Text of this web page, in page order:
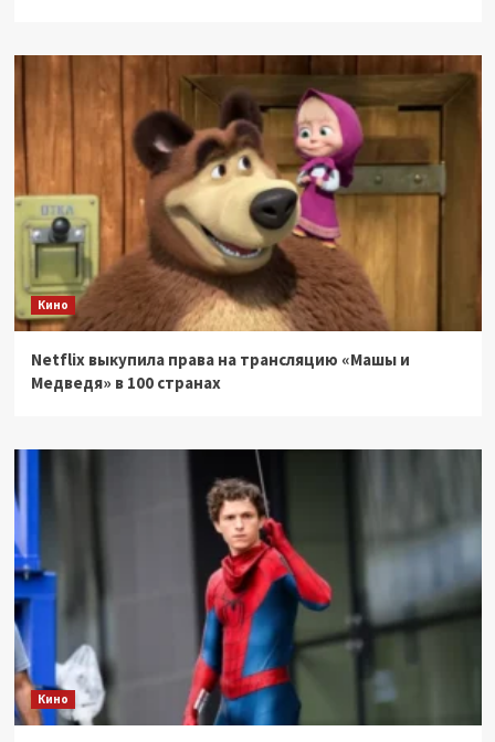
Кино
Netflix выкупила права на трансляцию «Машы и
Медведя» в 100 странах
Кино